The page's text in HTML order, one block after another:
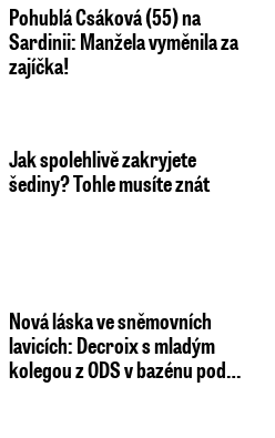
Pohublá Csáková (55) na
Sardinii: Manžela vyměnila za
zajíčka!
Jak spolehlivě zakryjete
šediny? Tohle musíte znát
Nová láska ve sněmovních
lavicích: Decroix s mladým
kolegou z ODS v bazénu pod…